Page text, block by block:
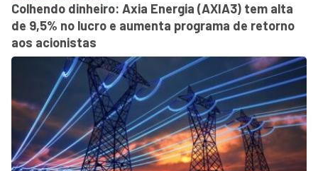
Colhendo dinheiro: Axia Energia (AXIA3) tem alta
de 9,5% no lucro e aumenta programa de retorno
aos acionistas